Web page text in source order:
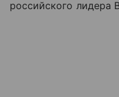
российского лидера